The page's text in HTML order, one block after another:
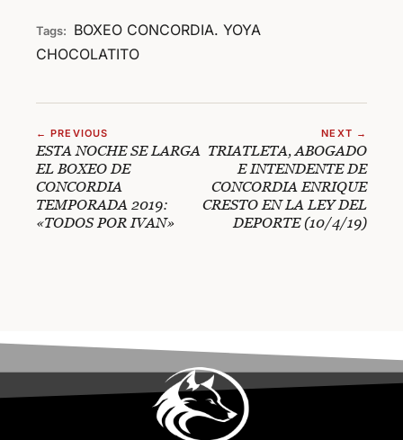
Tags:
BOXEO CONCORDIA. YOYA
CHOCOLATITO
← PREVIOUS
ESTA NOCHE SE LARGA
EL BOXEO DE
CONCORDIA
TEMPORADA 2019:
«TODOS POR IVAN»
NEXT →
TRIATLETA, ABOGADO
E INTENDENTE DE
CONCORDIA ENRIQUE
CRESTO EN LA LEY DEL
DEPORTE (10/4/19)